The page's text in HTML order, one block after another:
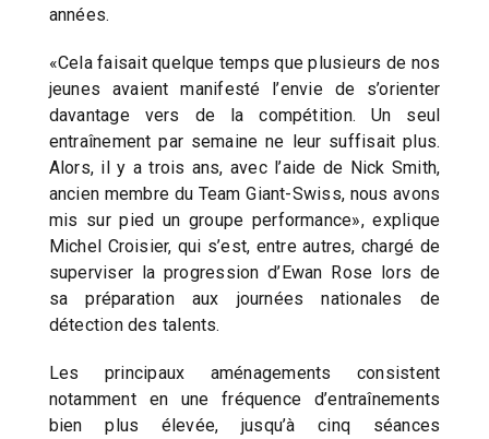
années.
«Cela faisait quelque temps que plusieurs de nos
jeunes avaient manifesté l’envie de s’orienter
davantage vers de la compétition. Un seul
entraînement par semaine ne leur suffisait plus.
Alors, il y a trois ans, avec l’aide de Nick Smith,
ancien membre du Team Giant-Swiss, nous avons
mis sur pied un groupe performance», explique
Michel Croisier, qui s’est, entre autres, chargé de
superviser la progression d’Ewan Rose lors de
sa préparation aux journées nationales de
détection des talents.
Les principaux aménagements consistent
notamment en une fréquence d’entraînements
bien plus élevée, jusqu’à cinq séances